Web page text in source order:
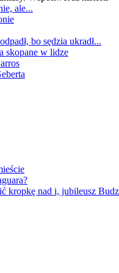
ale...
bo sędzia ukradł...
skopane w lidze
kropkę nad i, jubileusz